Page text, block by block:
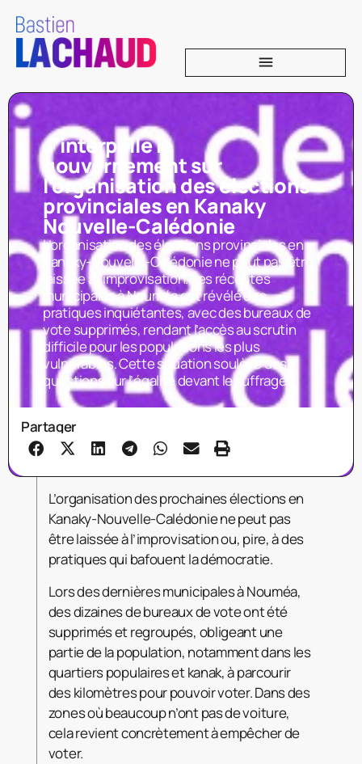
J’interpelle le
gouvernement sur
l’organisation des élections
provinciales en Kanaky
Nouvelle-Calédonie
L’organisation des élections provinciales en
Kanaky-Nouvelle-Calédonie ne peut pas être
laissée à l’improvisation. Les récentes
municipales à Nouméa ont révélé des
pratiques inquiétantes, avec des bureaux de
vote supprimés, rendant l’accès au scrutin
difficile pour les populations les plus
vulnérables. Cette situation soulève des
questions sur l’égalité devant le suffrage
Partager
L’organisation des prochaines élections en
Kanaky-Nouvelle-Calédonie ne peut pas
être laissée à l’improvisation ou, pire, à des
pratiques qui bafouent la démocratie.
Lors des dernières municipales à Nouméa,
des dizaines de bureaux de vote ont été
supprimés et regroupés, obligeant une
partie de la population, notamment dans les
quartiers populaires et kanak, à parcourir
des kilomètres pour pouvoir voter. Dans des
zones où beaucoup n’ont pas de voiture,
cela revient concrètement à empêcher de
voter.